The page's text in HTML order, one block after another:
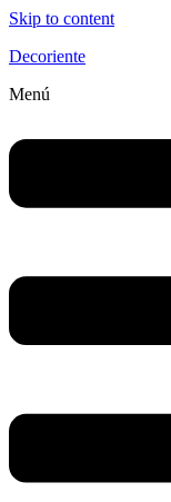
Skip to content
Decoriente
Menú